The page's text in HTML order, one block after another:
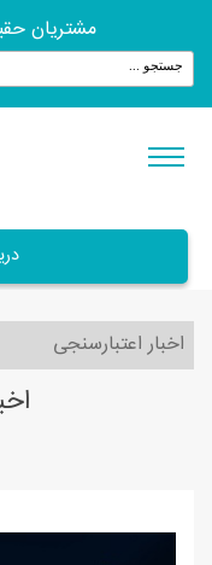
مشتریان
اخبار اعتبارسنجی